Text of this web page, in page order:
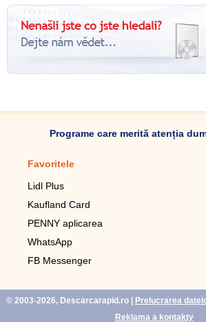
Programe care merită atenția
Favoritele
Lidl Plus
Kaufland Card
PENNY aplicarea
WhatsApp
FB Messenger
© 2003-2026, Descarcarapid.ro|
Prelucrarea
Reklama a kontakty